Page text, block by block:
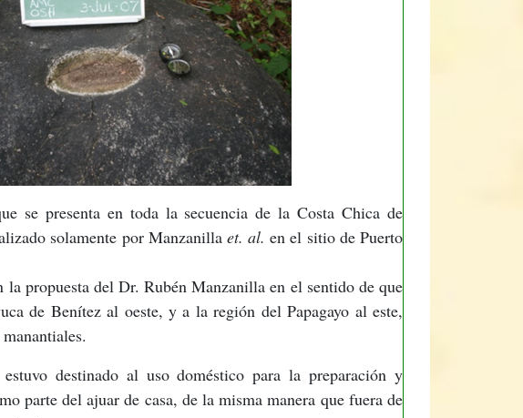
se presenta en toda la secuencia de la Costa Chica de
solamente por Manzanilla et. al. en el sitio de Puerto
propuesta del Dr. Rubén Manzanilla en el sentido de que
de Benítez al oeste, y a la región del Papagayo al este,
destinado al uso doméstico para la preparación y
parte del ajuar de casa, de la misma manera que fuera de